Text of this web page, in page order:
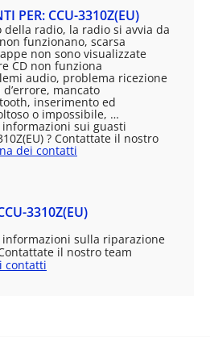
PER: CCU-3310Z(EU)
della radio, la radio si avvia da
funzionano, scarsa
non sono visualizzate
CD non funziona
audio, problema ricezione
mancato
inserimento ed
o impossibile, …
sui guasti
? Contattate il nostro
dei contatti
3310Z(EU)
sulla riparazione
il nostro team
contatti